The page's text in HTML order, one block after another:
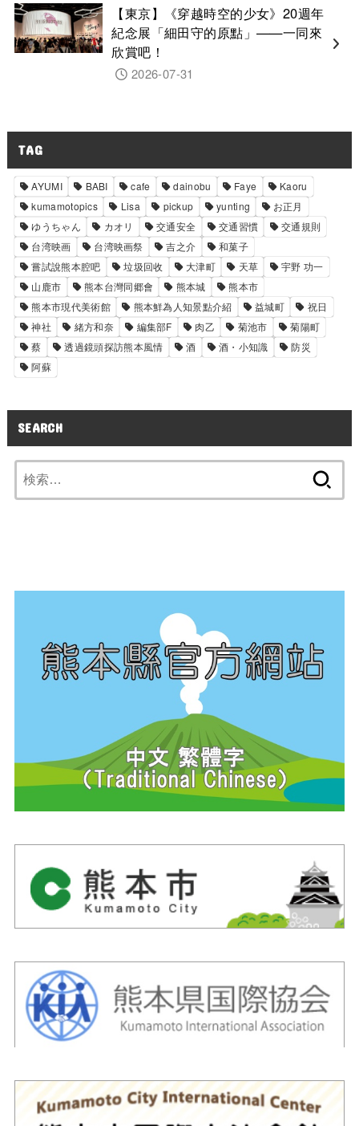
【東京】《穿越時空的少女》20週年
紀念展「細田守的原點」——一同來
欣賞吧！
2026-07-31
TAG
AYUMI BABI cafe dainobu Faye
Kaoru
kumamotopics
Lisa pickup yunting
お正月
ゆうちゃん
カオリ 交通安全 交通習慣
交通規則
台湾映画
台湾映画祭 吉之介
和菓子
嘗試說熊本腔吧
垃圾回收 大津町 天草
宇野 功一
山鹿市
熊本台灣同郷會 熊本城
熊本市
熊本市現代美術館
熊本鮮為人知景點介紹 益城町
祝日
神社
緒方和奈 編集部F 肉乙 菊池市
菊陽町
蔡
透過鏡頭探訪熊本風情 酒 酒・小知識
防災
阿蘇
SEARCH
索: